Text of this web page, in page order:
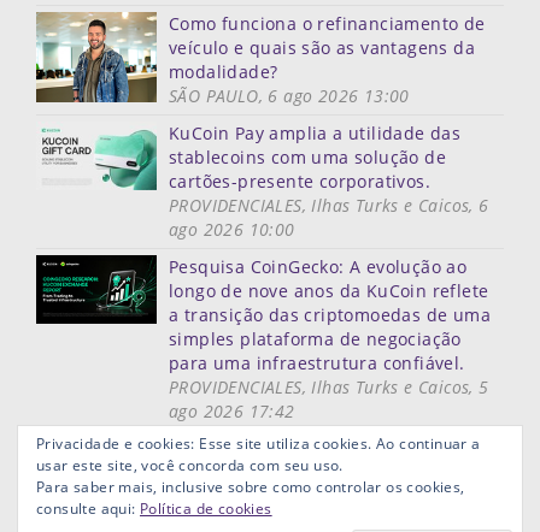
Como funciona o refinanciamento de
veículo e quais são as vantagens da
modalidade?
SÃO PAULO, 6 ago 2026 13:00
KuCoin Pay amplia a utilidade das
stablecoins com uma solução de
cartões-presente corporativos.
PROVIDENCIALES, Ilhas Turks e Caicos, 6
ago 2026 10:00
Pesquisa CoinGecko: A evolução ao
longo de nove anos da KuCoin reflete
a transição das criptomoedas de uma
simples plataforma de negociação
para uma infraestrutura confiável.
PROVIDENCIALES, Ilhas Turks e Caicos, 5
ago 2026 17:42
Mais notícias
Mapa do site Termos de usoPrivacidadeLinks ùteis
Privacidade e cookies: Esse site utiliza cookies. Ao continuar a
usar este site, você concorda com seu uso.
Para saber mais, inclusive sobre como controlar os cookies,
consulte aqui: Política de cookies